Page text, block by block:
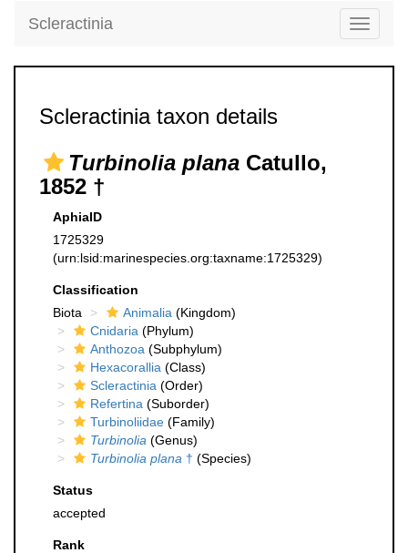
Toggle
Scleractinia
Scleractinia taxon details
Turbinolia plana Catullo,
1852 †
AphiaID
1725329
(urn:lsid:marinespecies.org:taxname:1725329)
Classification
Biota
Animalia (Kingdom)
Cnidaria (Phylum)
Anthozoa (Subphylum)
Hexacorallia (Class)
Scleractinia (Order)
Refertina (Suborder)
Turbinoliidae (Family)
Turbinolia (Genus)
Turbinolia plana † (Species)
Status
accepted
Rank